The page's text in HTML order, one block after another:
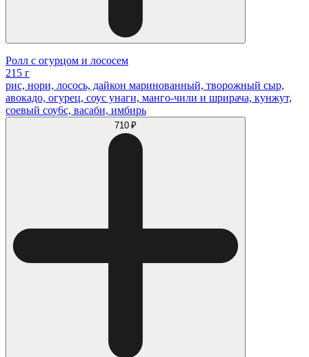
Ролл с огурцом и лососем
215 г
рис, нори, лосось, дайкон маринованный, творожный сыр,
авокадо, огурец, соус унаги, манго-чили и шрирача, кунжут,
соевый соу6с, васаби, имбирь
710 ₽